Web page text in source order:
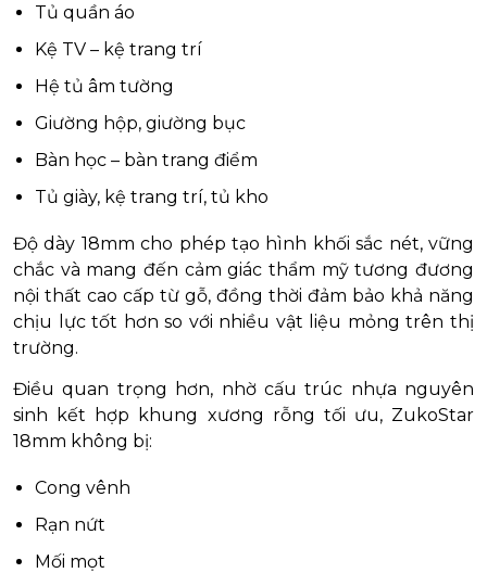
Tủ quần áo
Kệ TV – kệ trang trí
Hệ tủ âm tường
Giường hộp, giường bục
Bàn học – bàn trang điểm
Tủ giày, kệ trang trí, tủ kho
Độ dày 18mm cho phép tạo hình khối sắc nét, vững
chắc và mang đến cảm giác thẩm mỹ tương đương
nội thất cao cấp từ gỗ, đồng thời đảm bảo khả năng
chịu lực tốt hơn so với nhiều vật liệu mỏng trên thị
trường.
Điều quan trọng hơn, nhờ cấu trúc nhựa nguyên
sinh kết hợp khung xương rỗng tối ưu, ZukoStar
18mm không bị:
Cong vênh
Rạn nứt
Mối mọt